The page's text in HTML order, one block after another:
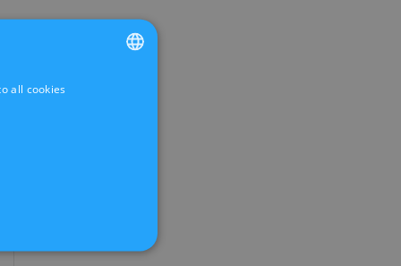
all cookies